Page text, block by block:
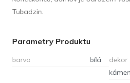
Tubadzin.
Parametry Produktu
barva bílá
dekor
kámen